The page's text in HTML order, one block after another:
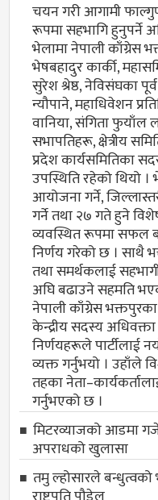
चयन गरी आगामी
रूपमा सहभागि हुनुपर्ने
भेलामा नेपाली काँग्रेस
भेषबहादुर कार्की,
सुरेश श्रेष्ठ, नेविसंघका
न्यौपाने, महाधिवेशन
वानिया, संगिता फुयाँल
सभापतिहरू, क्षेत्रीय
प्रदेश कार्यसमितिका
उपस्थिति रहेको थियो
आयोजना गर्ने,
गर्ने तथा २७ गते हुने
व्यवस्थित रूपमा सफल
निर्णय गरेको छ । साथै
तथा समर्थकलाई
अघि बढाउने सहमति
नेपाली काँग्रेस
केन्द्रीय सदस्य
निर्णयहरूले पार्टीलाई
व्यक्त गर्नुभयो । उहाँले
तहका
गर्नुभएको छ ।
मिटरव्याजको आडमा
अपराधको खुलासा
तमु ल्होसारले बन्धुत्वको